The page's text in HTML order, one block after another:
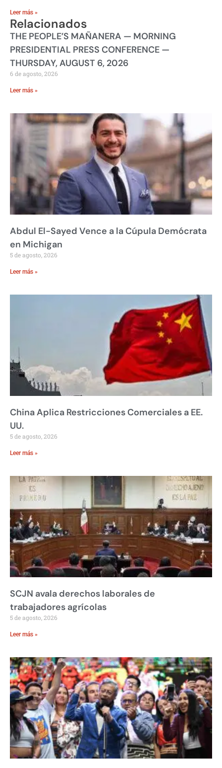
Leer más »
Relacionados
THE PEOPLE’S MAÑANERA — MORNING
PRESIDENTIAL PRESS CONFERENCE —
THURSDAY, AUGUST 6, 2026
6 de agosto, 2026
Leer más »
Abdul El-Sayed Vence a la Cúpula Demócrata
en Michigan
5 de agosto, 2026
Leer más »
China Aplica Restricciones Comerciales a EE.
UU.
5 de agosto, 2026
Leer más »
SCJN avala derechos laborales de
trabajadores agrícolas
5 de agosto, 2026
Leer más »